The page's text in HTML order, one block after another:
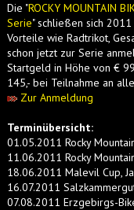
Die "ROCKY MOUNTAIN
Serie" schließen sich
Vorteile wie Radtrikot,
schon jetzt zur Serie
Startgeld in Höhe von €
145,- bei Teilnahme an
Zur Anmeldung
Terminübersicht:
01.05.2011 Rocky
11.06.2011 Rocky
18.06.2011 Malevil Cup,
16.07.2011
07.08.2011 Erzgebirgs-